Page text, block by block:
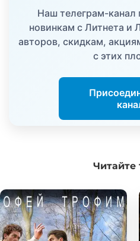
Наш телеграм-
новинкам с Литнета и
авторов, скидкам,
с этих
Читайте